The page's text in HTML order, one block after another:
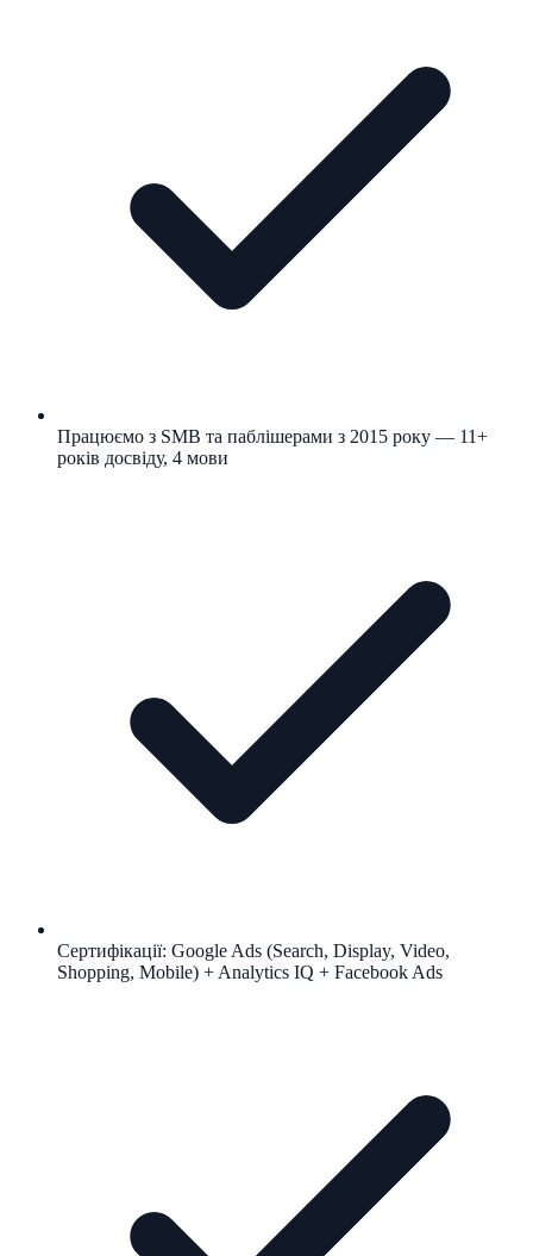
Працюємо з SMB та паблішерами з 2015 року — 11+
років досвіду, 4 мови
Сертифікації: Google Ads (Search, Display, Video,
Shopping, Mobile) + Analytics IQ + Facebook Ads